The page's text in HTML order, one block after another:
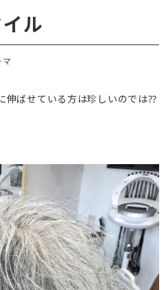
ル
マ
伸ばせている方は珍しいのでは⁇